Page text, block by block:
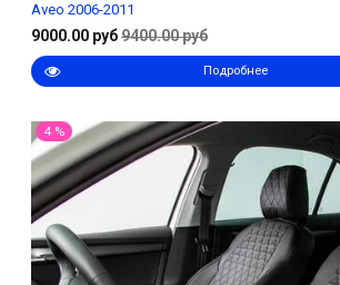
Aveo 2006-2011
9000.00 руб9400.00 руб
Подробнее
4 %